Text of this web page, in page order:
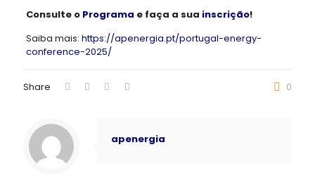
Consulte o Programa e faça a sua inscrição!
Saiba mais: https://apenergia.pt/portugal-energy-
conference-2025/
Share 0
apenergia